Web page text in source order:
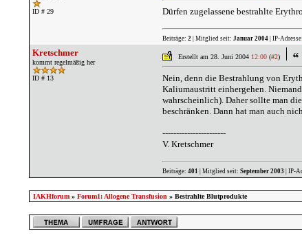
ID # 29 Dürfen zugelassene bestrahlte
Beiträge: 2| Mitglied seit: Januar 2004| IP-Adresse:
Kretschmer
kommt regelmäßig her
ID # 13
Erstellt am 28. Juni 2004 12:00(#2)
Nein, denn die Bestrahlung von
Kaliumaustritt einhergehen.
wahrscheinlich). Daher sollte man
beschränken. Dann hat man auch
-----------------------
V. Kretschmer
Beiträge: 401 | Mitglied seit: September 2003 | IP-
IAKHforum» Forum1: Allogene Transfusion » Bestrahlte Blutprodukte